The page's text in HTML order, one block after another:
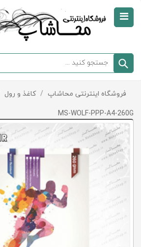
سبد
خالی
است
فروشگاه اینترنتی محاشاپ / کاغذ و رول
MS-WOLF-PPP-A4-260G